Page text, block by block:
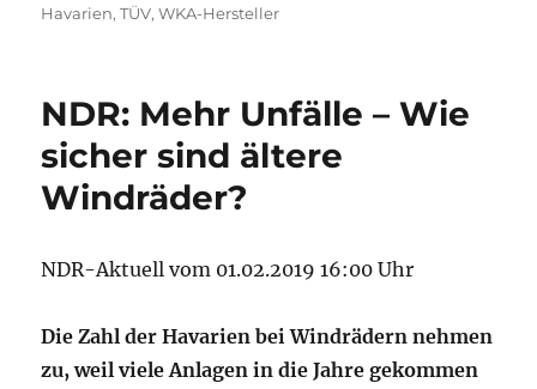
am
Havarien,TÜV,WKA-Hersteller
NDR: Mehr Unfälle – Wie
sicher sind ältere
Windräder?
NDR-Aktuell vom 01.02.2019 16:00 Uhr
Die Zahl der Havarien bei Windrädern nehmen
zu, weil viele Anlagen in die Jahre gekommen